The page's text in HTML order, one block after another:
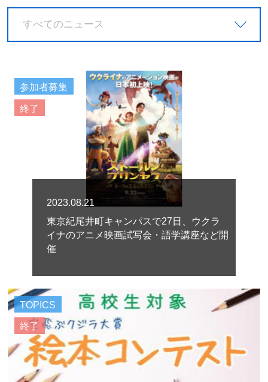
すべてのニュース
参加者募集
終了
2023.08.21
東京紀尾井町キャンパスで27日、ウクラ
イナのアニメ映画試写会・語学講座など開
催
TOPICS
終了